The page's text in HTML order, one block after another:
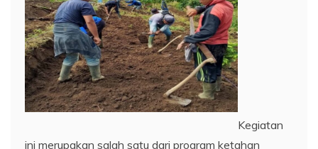
Kegiatan
ini merupakan salah satu dari program ketahan